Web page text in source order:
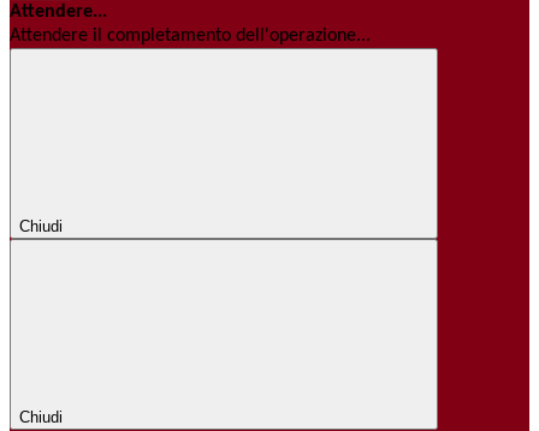
Attendere...
Attendere il completamento dell'operazione...
Chiudi
Chiudi